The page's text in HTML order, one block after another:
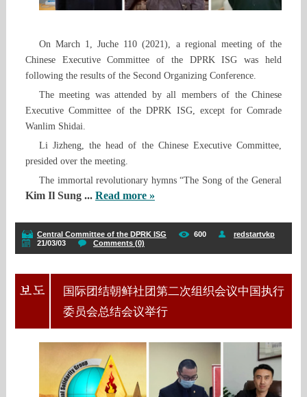
On March 1, Juche 110 (2021), a regional meeting of the
Chinese Executive Committee of the DPRK ISG was held
following the results of the Second Organizing Conference.
The meeting was attended by all members of the Chinese
Executive Committee of the DPRK ISG, except for Comrade
Wanlim Shidai.
Li Jizheng, the head of the Chinese Executive Committee,
presided over the meeting.
The immortal revolutionary hymns “The Song of the General
Kim Il Sung ... Read more »
Central Committee of the DPRK ISG 600
redstartvkp
21/03/03
Comments (0)
国际团结朝鲜社团第二次组织会议中国执行
委员会总结会议举行